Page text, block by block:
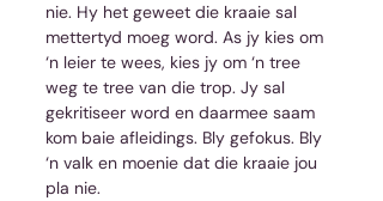
nie. Hy het geweet die kraaie sal
mettertyd moeg word. As jy kies om
‘n leier te wees, kies jy om ‘n tree
weg te tree van die trop. Jy sal
gekritiseer word en daarmee saam
kom baie afleidings. Bly gefokus. Bly
‘n valk en moenie dat die kraaie jou
pla nie.